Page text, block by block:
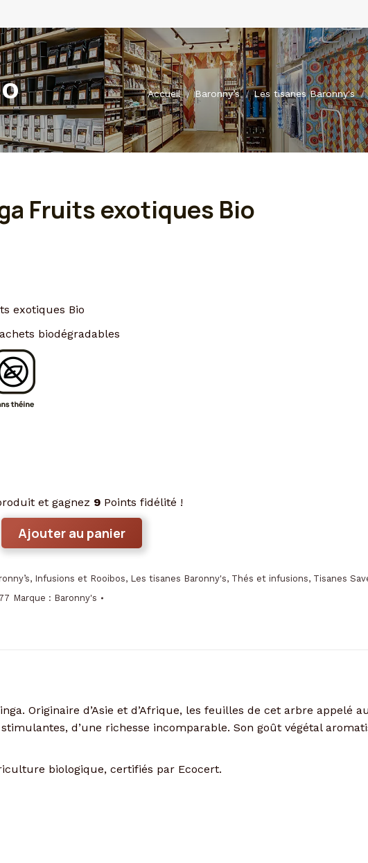
Vous êtes ici :
Accueil Baronny’s Les tisanes Baronny's
Fruits exotiques Bio
exotiques Bio
biodégradables
et gagnez 9 Points fidélité !
Ajouter au panier
, Infusions et Rooibos, Les tisanes Baronny's, Thés et infusions, Tisanes
Marque : Baronny's
Originaire d’Asie et d’Afrique, les feuilles de cet arbre appelé
d’une richesse incomparable. Son goût végétal
biologique, certifiés par Ecocert.